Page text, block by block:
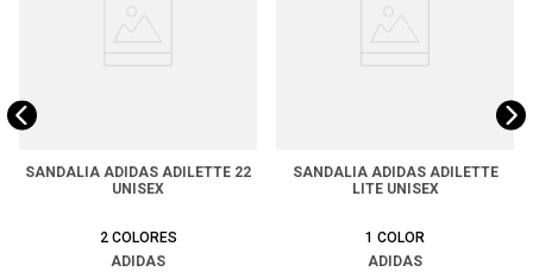
SANDALIA ADIDAS ADILETTE 22
UNISEX
2 COLORES
ADIDAS
SANDALIA ADIDAS ADILETTE
LITE UNISEX
1 COLOR
ADIDAS